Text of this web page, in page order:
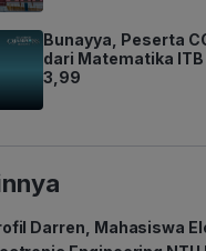
Bunayya, Peserta
dari Matematika ITB
3,99
Darren, Mahasiswa